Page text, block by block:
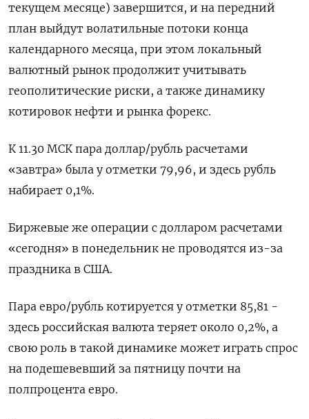
текущем месяце) завершится, и на передний
план выйдут волатильные потоки конца
календарного месяца, при этом локальный
валютный рынок продолжит учитывать
геополитические риски, а также динамику
котировок нефти и рынка форекс.
К 11.30 МСК пара доллар/рубль расчетами
«завтра» была у отметки 79,96, и здесь рубль
набирает 0,1%.
Биржевые же операции с долларом расчетами
«сегодня» в понедельник не проводятся из-за
праздника в США.
Пара евро/рубль котируется у отметки 85,81 -
здесь российская валюта теряет около 0,2%, а
свою роль в такой динамике может играть спрос
на подешевевший за пятницу почти на
полпроцента евро.